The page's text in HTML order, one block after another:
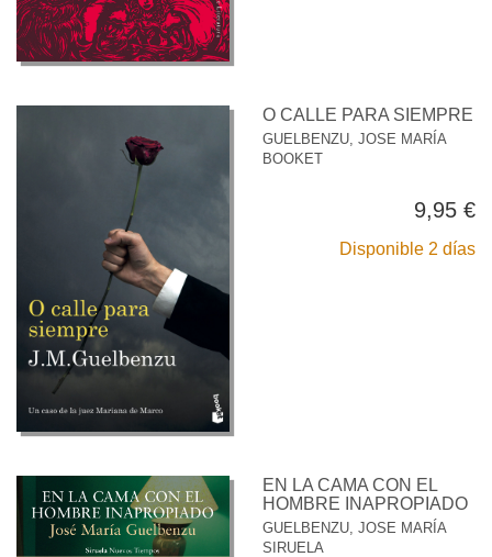
O CALLE PARA SIEMPRE
GUELBENZU, JOSE MARÍA
BOOKET
9,95 €
Disponible 2 días
EN LA CAMA CON EL
HOMBRE INAPROPIADO
GUELBENZU, JOSE MARÍA
SIRUELA